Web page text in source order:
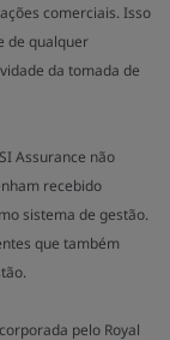
comerciais. Isso
de qualquer
da tomada de
Assurance não
recebido
sistema de gestão.
que também
pelo Royal